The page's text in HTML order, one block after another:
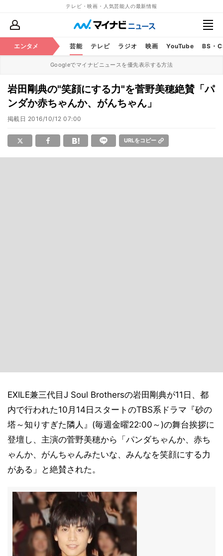
テレビ・映画・人気芸能人の最新情報
エンタメ 芸能 テレビ ラジオ 映画 YouTube BS・
Googleでマイナビニュースを優先表示する方法
岩田剛典の"笑顔にする力"を菅野美穂絶賛「パ
ンダか赤ちゃんか、がんちゃん」
掲載日 2016/10/12 07:00
URLをコピー
EXILE兼三代目J Soul Brothersの岩田剛典が11日、都
内で行われた10月14日スタートのTBS系ドラマ『砂の
塔～知りすぎた隣人』(毎週金曜22:00～)の舞台挨拶に
登壇し、主演の菅野美穂から「パンダちゃんか、赤ち
ゃんか、がんちゃんみたいな、みんなを笑顔にする力
がある」と絶賛された。